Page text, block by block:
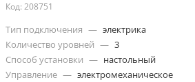
Код: 208751
Тип подключения — электрика
Количество уровней — 3
Способ установки — настольный
Управление — электромеханическое